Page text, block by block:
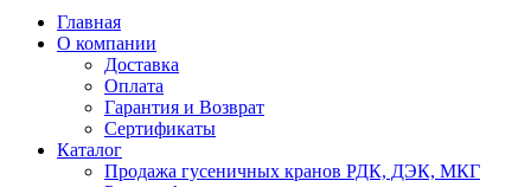
Главная
О компании
Доставка
Оплата
Гарантия и Возврат
Сертификаты
Каталог
Продажа гусеничных кранов РДК, ДЭК, МКГ